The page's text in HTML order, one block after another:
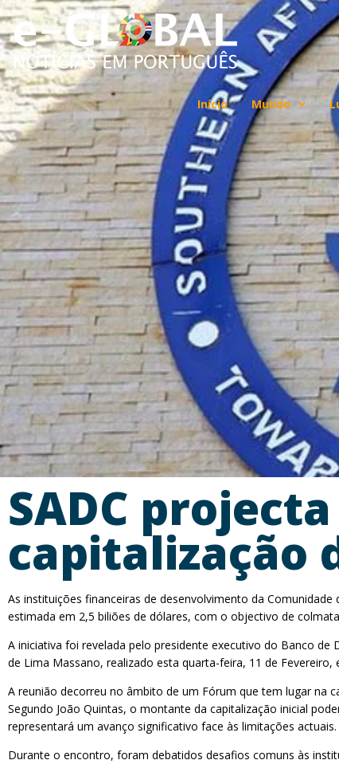
Início Mundo
SADC
capitalização
As instituições financeiras de desenvolvimento da
estimada em 2,5 biliões de dólares, com o objectivo de
A iniciativa foi revelada pelo presidente executivo do Banco
de Lima Massano, realizado esta quarta-feira, 11 de Fevereiro,
A reunião decorreu no âmbito de um Fórum que tem lugar na
Segundo João Quintas, o montante da capitalização inicial
representará um avanço significativo face às limitações actuais.
Durante o encontro, foram debatidos desafios comuns às